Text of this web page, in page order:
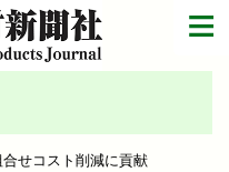
せコスト削減に貢献